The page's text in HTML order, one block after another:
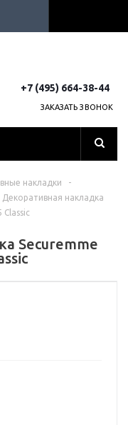
+7 (495) 664-38-44
ЗАКАЗАТЬ ЗВОНОК
накладки
-
Декоративная накладка
Securemme